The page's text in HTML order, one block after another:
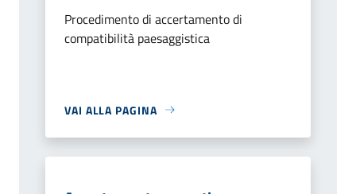
Procedimento di accertamento di
compatibilità paesaggistica
VAI ALLA PAGINA